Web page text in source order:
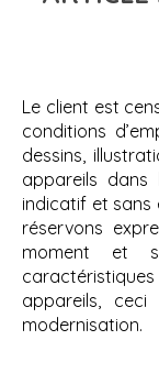
Le client est
conditions
dessins,
appareils dans
indicatif et sans
réservons
moment et
appareils,
modernisation.